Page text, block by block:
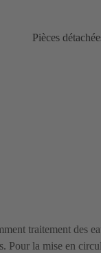
Pièces
traitement des
Pour la mise en